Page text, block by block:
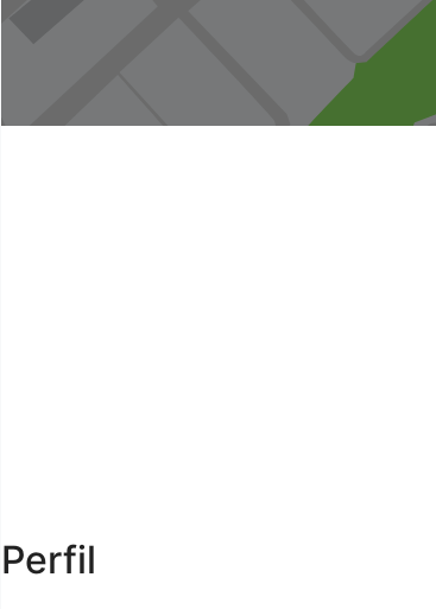
Perfil